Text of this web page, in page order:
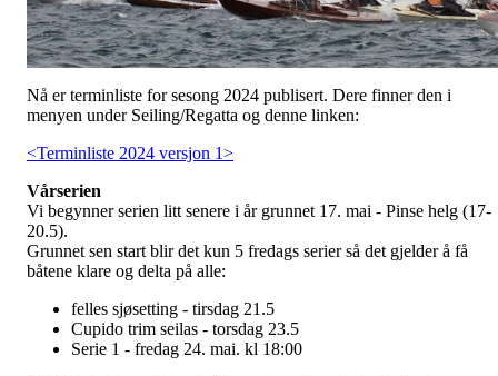
Nå er terminliste for sesong 2024 publisert. Dere finner den i
menyen under Seiling/Regatta og denne linken:
<Terminliste 2024 versjon 1>
Vårserien
Vi begynner serien litt senere i år grunnet 17. mai - Pinse helg (17-
20.5).
Grunnet sen start blir det kun 5 fredags serier så det gjelder å få
båtene klare og delta på alle:
felles sjøsetting - tirsdag 21.5
Cupido trim seilas - torsdag 23.5
Serie 1 - fredag 24. mai. kl 18:00